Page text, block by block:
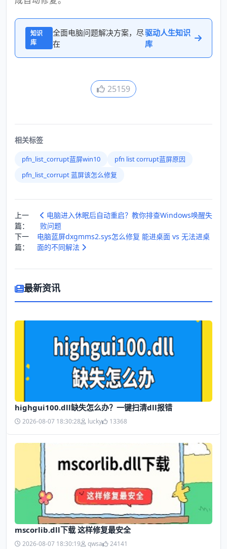
知识
库
全面电脑问题解决方案，尽
在
驱动人生知识
库
25159
相关标签
pfn_list_corrupt蓝屏win10
pfn list corrupt蓝屏原因
pfn_list_corrupt 蓝屏该怎么修复
上一
篇：
电脑进入休眠后自动重启？教你排查Windows唤醒失
败问题
下一
篇：
电脑蓝屏dxgmms2.sys怎么修复 能进桌面 vs 无法进桌
面的不同解法
最新资讯
highgui100.dll缺失怎么办？一键扫清dll报错
2026-08-07 18:30:28 lucky 13368
mscorlib.dll下载 这样修复最安全
2026-08-07 18:30:19 qwsa 24141